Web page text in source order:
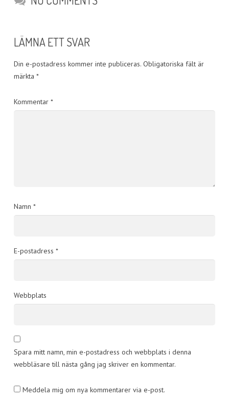
LÄMNA ETT SVAR
Din e-postadress kommer inte publiceras. Obligatoriska fält är
märkta *
Kommentar *
Namn *
E-postadress *
Webbplats
Spara mitt namn, min e-postadress och webbplats i denna
webbläsare till nästa gång jag skriver en kommentar.
Meddela mig om nya kommentarer via e-post.